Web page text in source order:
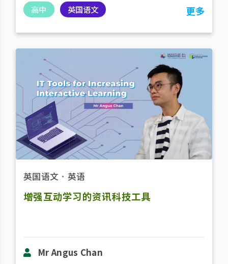
高中 英国语文 更多
英国语文 ． 英语
增强互动学习的资讯科技工具
Mr Angus Chan